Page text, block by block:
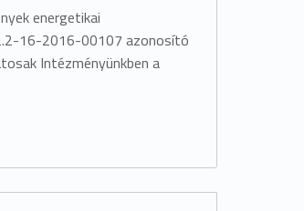
energetikai
16-2016-00107 azonosító
Intézményünkben a